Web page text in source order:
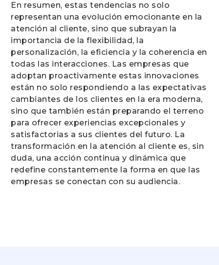
En resumen, estas tendencias no solo
representan una evolución emocionante en la
atención al cliente, sino que subrayan la
importancia de la flexibilidad, la
personalización, la eficiencia y la coherencia en
todas las interacciones. Las empresas que
adoptan proactivamente estas innovaciones
están no solo respondiendo a las expectativas
cambiantes de los clientes en la era moderna,
sino que también están preparando el terreno
para ofrecer experiencias excepcionales y
satisfactorias a sus clientes del futuro. La
transformación en la atención al cliente es, sin
duda, una acción continua y dinámica que
redefine constantemente la forma en que las
empresas se conectan con su audiencia.